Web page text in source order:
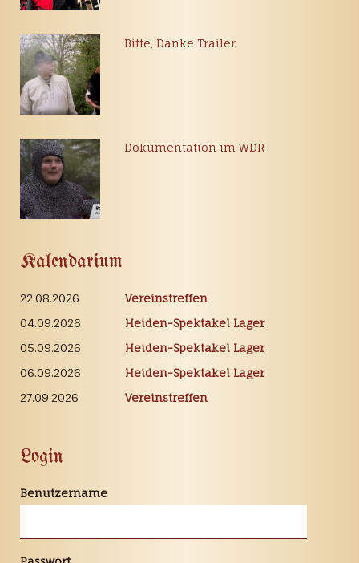
Bitte, Danke Trailer
Dokumentation im WDR
Kalendarium
22.08.2026
Vereinstreffen
04.09.2026
Heiden-Spektakel Lager
05.09.2026
Heiden-Spektakel Lager
06.09.2026
Heiden-Spektakel Lager
27.09.2026
Vereinstreffen
Login
Benutzername